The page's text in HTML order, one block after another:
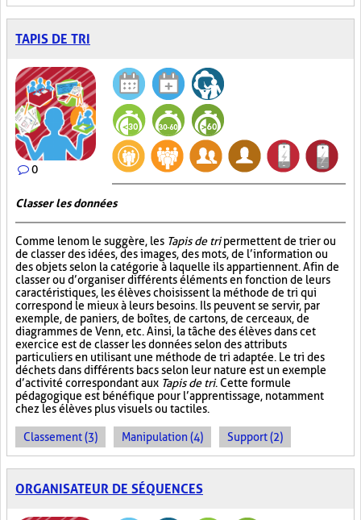
TAPIS DE TRI
0
Classer les données
Comme le nom le suggère, les Tapis de tripermettent de trier ou
de classer des idées, des images, des mots, de l’information ou
des objets selon la catégorie à laquelle ils appartiennent. Afin de
classer ou d’organiser différents éléments en fonction de leurs
caractéristiques, les élèves choisissent la méthode de tri qui
correspond le mieux à leurs besoins. Ils peuvent se servir, par
exemple, de paniers, de boîtes, de cartons, de cerceaux, de
diagrammes de Venn, etc. Ainsi, la tâche des élèves dans cet
exercice est de classer les données selon des attributs
particuliers en utilisant une méthode de tri adaptée. Le tri des
déchets dans différents bacs selon leur nature est un exemple
d’activité correspondant aux Tapis de tri. Cette formule
pédagogique est bénéfique pour l’apprentissage, notamment
chez les élèves plus visuels ou tactiles.
Classement (3) Manipulation (4) Support (2)
ORGANISATEUR DE SÉQUENCES